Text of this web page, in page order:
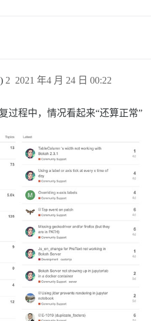
2021 年4 月 24 日 00:22
2
过程中，情况看起来“还算正常”